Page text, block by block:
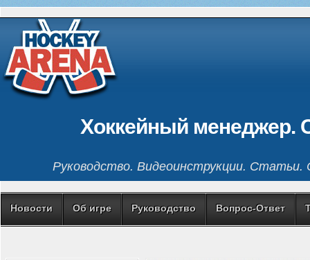
Хоккейный менеджер.
Руководство. Видеоинструкции. Статьи.
Новости Об игре Руководство Вопрос-Ответ